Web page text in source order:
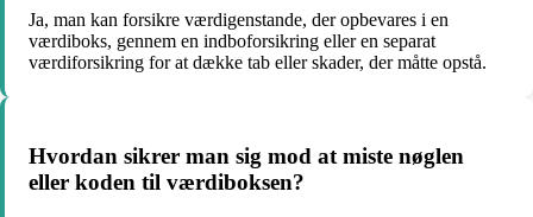
Ja, man kan forsikre værdigenstande, der opbevares i en
værdiboks, gennem en indboforsikring eller en separat
værdiforsikring for at dække tab eller skader, der måtte opstå.
Hvordan sikrer man sig mod at miste nøglen
eller koden til værdiboksen?